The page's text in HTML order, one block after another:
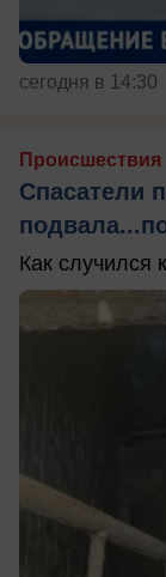
сегодня в 14:30
Происшествия
Спасатели
Как случился